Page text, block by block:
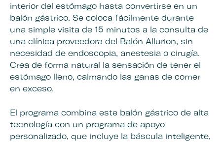
interior del estómago hasta convertirse en un
balón gástrico. Se coloca fácilmente durante
una simple visita de 15 minutos a la consulta de
una clínica proveedora del Balón Allurion, sin
necesidad de endoscopia, anestesia o cirugía.
Crea de forma natural la sensación de tener el
estómago lleno, calmando las ganas de comer
en exceso.
El programa combina este balón gástrico de alta
tecnología con un programa de apoyo
personalizado, que incluye la báscula inteligente,